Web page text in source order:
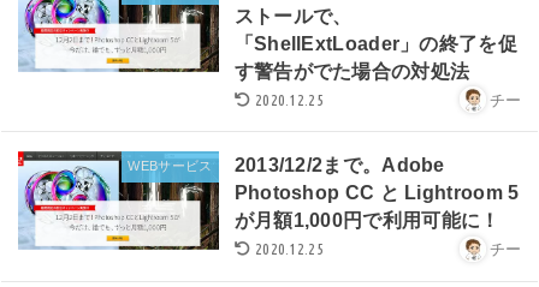
ストールで、
「ShellExtLoader」の終了を促
す警告がでた場合の対処法
2020.12.25 チー
WEBサービス
2013/12/2まで。Adobe
Photoshop CC と Lightroom 5
が月額1,000円で利用可能に！
2020.12.25 チー